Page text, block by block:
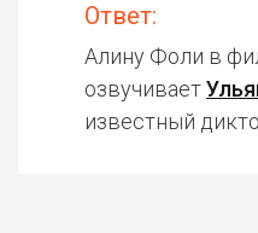
Ответ:
Алину Фоли в
озвучивает
известный